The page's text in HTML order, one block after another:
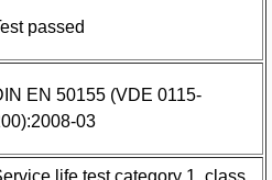
passed
EN 50155 (VDE 0115-
03
life test category 1, class